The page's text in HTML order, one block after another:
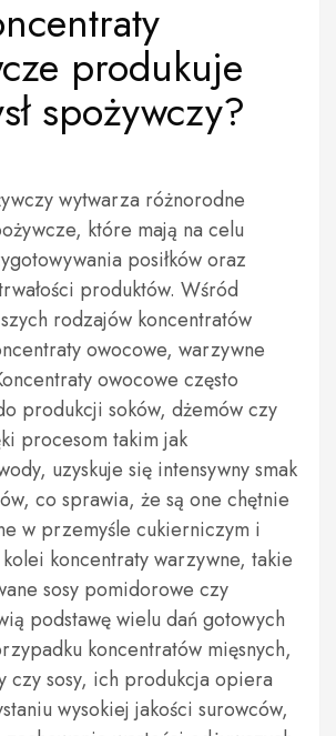
produkuje
spożywczy?
wytwarza różnorodne
które mają na celu
posiłków oraz
produktów. Wśród
rodzajów koncentratów
owocowe, warzywne
owocowe często
produkcji soków, dżemów czy
procesom takim jak
uzyskuje się intensywny smak
co sprawia, że są one chętnie
w przemyśle cukierniczym i
koncentraty warzywne, takie
sosy pomidorowe czy
podstawę wielu dań gotowych
koncentratów mięsnych,
czy sosy, ich produkcja opiera
wysokiej jakości surowców,